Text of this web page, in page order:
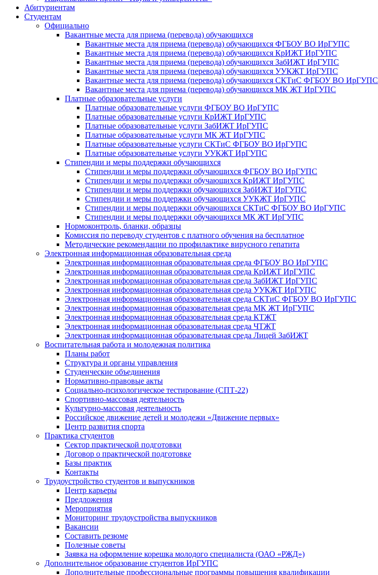
Абитуриентам
Студентам
Официально
Вакантные места для приема (перевода) обучающихся
Вакантные места для приема (перевода) обучающихся ФГБОУ ВО ИрГУПС
Вакантные места для приема (перевода) обучающихся КрИЖТ ИрГУПС
Вакантные места для приема (перевода) обучающихся ЗабИЖТ ИрГУПС
Вакантные места для приема (перевода) обучающихся УУКЖТ ИрГУПС
Вакантные места для приема (перевода) обучающихся СКТиС ФГБОУ ВО ИрГУПС
Вакантные места для приема (перевода) обучающихся МК ЖТ ИрГУПС
Платные образовательные услуги
Платные образовательные услуги ФГБОУ ВО ИрГУПС
Платные образовательные услуги КрИЖТ ИрГУПС
Платные образовательные услуги ЗабИЖТ ИрГУПС
Платные образовательные услуги МК ЖТ ИрГУПС
Платные образовательные услуги СКТиС ФГБОУ ВО ИрГУПС
Платные образовательные услуги УУКЖТ ИрГУПС
Стипендии и меры поддержки обучающихся
Стипендии и меры поддержки обучающихся ФГБОУ ВО ИрГУПС
Стипендии и меры поддержки обучающихся КрИЖТ ИрГУПС
Стипендии и меры поддержки обучающихся ЗабИЖТ ИрГУПС
Стипендии и меры поддержки обучающихся УУКЖТ ИрГУПС
Стипендии и меры поддержки обучающихся СКТиС ФГБОУ ВО ИрГУПС
Стипендии и меры поддержки обучающихся МК ЖТ ИрГУПС
Нормоконтроль, бланки, образцы
Комиссия по переводу студентов с платного обучения на бесплатное
Методические рекомендации по профилактике вирусного гепатита
Электронная информационная образовательная среда
Электронная информационная образовательная среда ФГБОУ ВО ИрГУПС
Электронная информационная образовательная среда КрИЖТ ИрГУПС
Электронная информационная образовательная среда ЗабИЖТ ИрГУПС
Электронная информационная образовательная среда УУКЖТ ИрГУПС
Электронная информационная образовательная среда СКТиС ФГБОУ ВО ИрГУПС
Электронная информационная образовательная среда МК ЖТ ИрГУПС
Электронная информационная образовательная среда КТЖТ
Электронная информационная образовательная среда ЧТЖТ
Электронная информационная образовательная среда Лицей ЗабИЖТ
Воспитательная работа и молодежная политика
Планы работ
Структура и органы управления
Студенческие объединения
Нормативно-правовые акты
Социально-психологическое тестирование (СПТ-22)
Спортивно-массовая деятельность
Культурно-массовая деятельность
Российское движение детей и молодежи «Движение первых»
Центр развития спорта
Практика студентов
Сектор практической подготовки
Договор о практической подготовке
Базы практик
Контакты
Трудоустройство студентов и выпускников
Центр карьеры
Предложения
Мероприятия
Мониторинг трудоустройства выпускников
Вакансии
Составить резюме
Полезные советы
Заявка на оформление корешка молодого специалиста (ОАО «РЖД»)
Дополнительное образование студентов ИрГУПС
Дополнительные профессиональные программы повышения квалификации